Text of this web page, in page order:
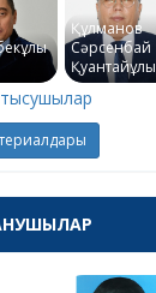
Құлманов
Сәрсенбай
Қуантайұлы